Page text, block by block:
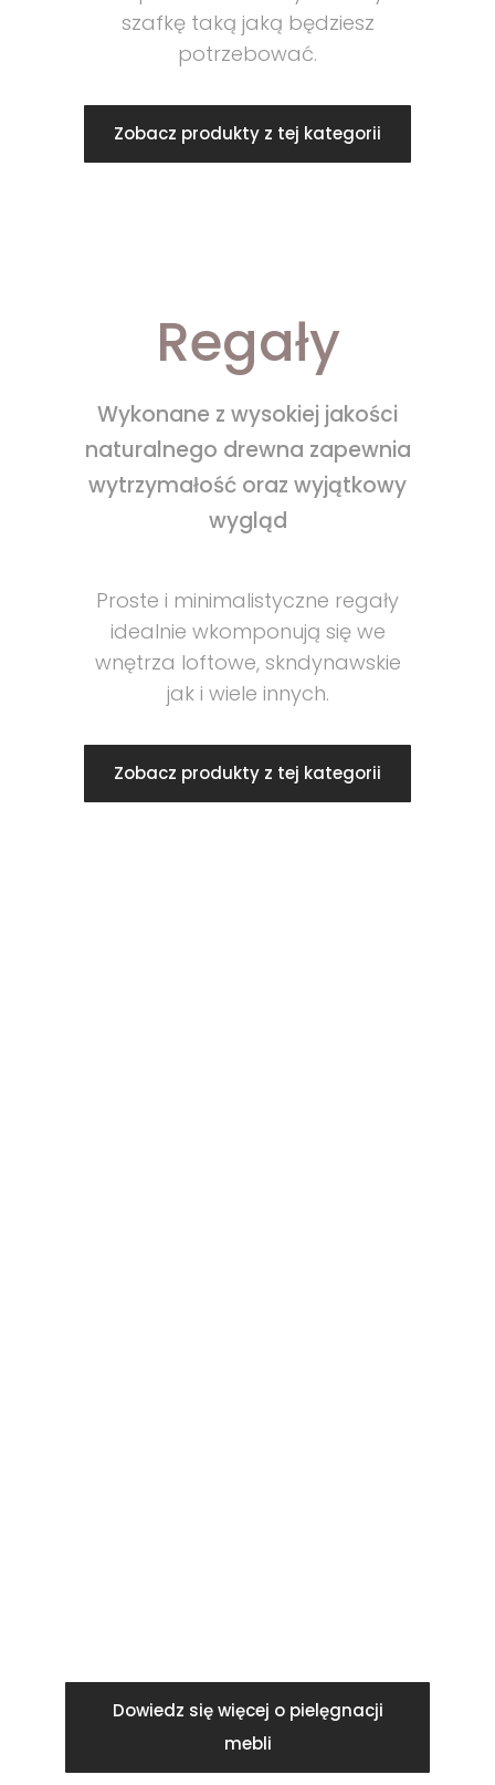
szafkę taką jaką będziesz
potrzebować.
Zobacz produkty z tej kategorii
Regały
Wykonane z wysokiej jakości
naturalnego drewna zapewnia
wytrzymałość oraz wyjątkowy
wygląd
Proste i minimalistyczne regały
idealnie wkomponują się we
wnętrza loftowe, skndynawskie
jak i wiele innych.
Zobacz produkty z tej kategorii
Dowiedz się więcej o pielęgnacji
mebli